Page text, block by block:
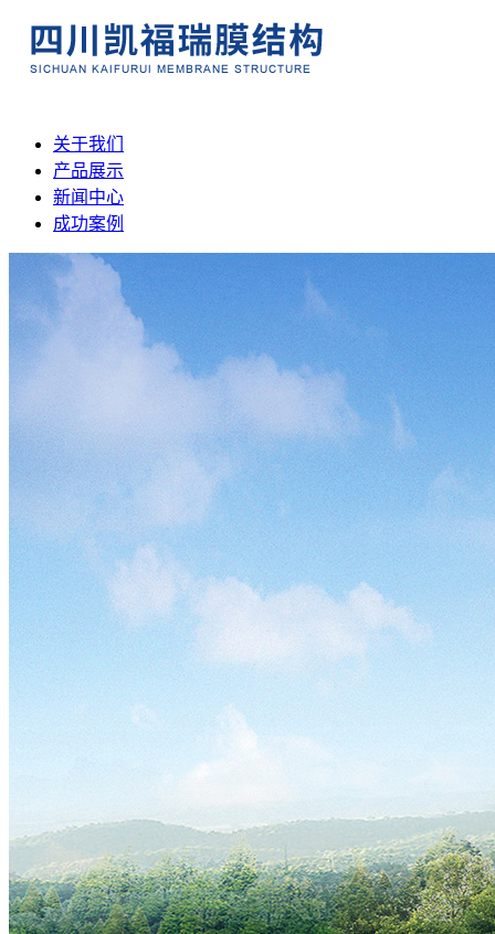
关于我们
产品展示
新闻中心
成功案例